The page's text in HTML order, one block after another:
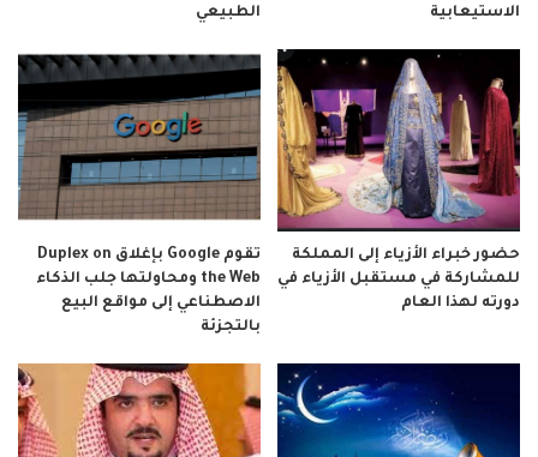
الاستيعابية
الطبيعي
حضور خبراء الأزياء إلى المملكة
للمشاركة في مستقبل الأزياء في
دورته لهذا العام
تقوم Google بإغلاق Duplex on
the Web ومحاولتها جلب الذكاء
الاصطناعي إلى مواقع البيع
بالتجزئة